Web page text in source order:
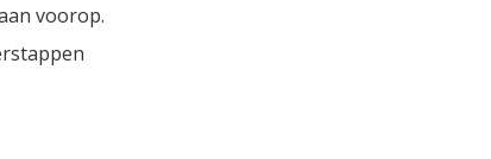
voorop.